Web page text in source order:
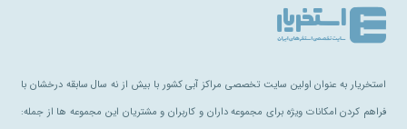
استخریار به عنوان اولین سایت تخصصی مراکز آبی کشور با بیش از نه سال سابقه درخشان با
فراهم کردن امکانات ویژه برای مجموعه داران و کاربران و مشتریان این مجموعه ها از جمله: